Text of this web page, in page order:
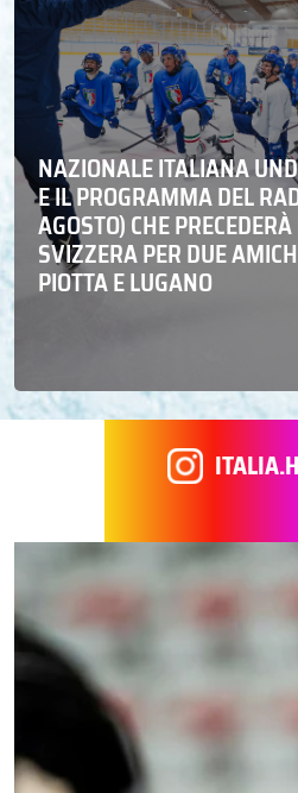
NAZIONALE ITALIANA
E IL PROGRAMMA DEL
AGOSTO) CHE
SVIZZERA PER DUE
PIOTTA E LUGANO